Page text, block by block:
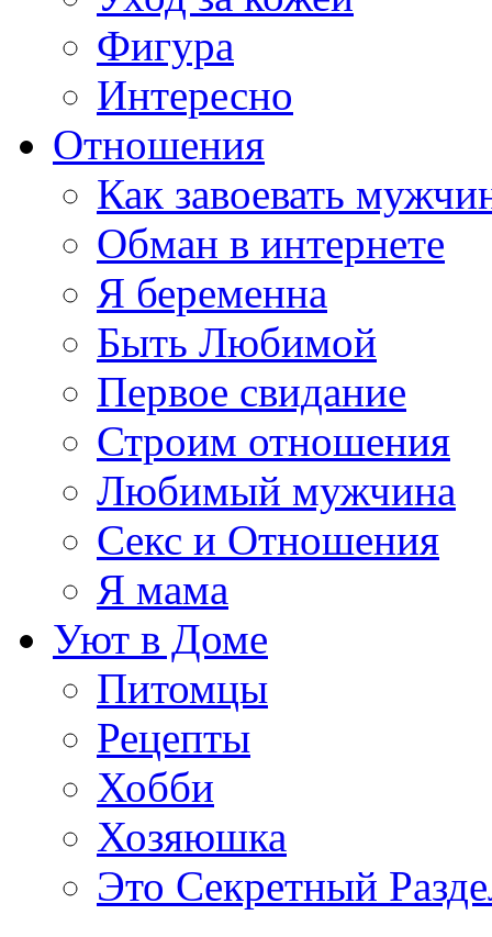
Фигура
Интересно
Отношения
Как завоевать
Обман в интернете
Я беременна
Быть Любимой
Первое свидание
Строим отношения
Любимый мужчина
Секс и Отношения
Я мама
Уют в Доме
Питомцы
Рецепты
Хобби
Хозяюшка
Это Секретный